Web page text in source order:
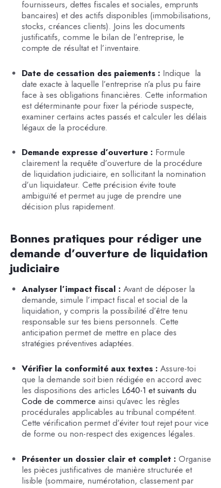
fournisseurs, dettes fiscales et sociales, emprunts
bancaires) et des actifs disponibles (immobilisations,
stocks, créances clients). Joins les documents
justificatifs, comme le bilan de l’entreprise, le
compte de résultat et l’inventaire.
Date de cessation des paiements : Indique la
date exacte à laquelle l’entreprise n’a plus pu faire
face à ses obligations financières. Cette information
est déterminante pour fixer la période suspecte,
examiner certains actes passés et calculer les délais
légaux de la procédure.
Demande expresse d’ouverture : Formule
clairement la requête d’ouverture de la procédure
de liquidation judiciaire, en sollicitant la nomination
d’un liquidateur. Cette précision évite toute
ambiguïté et permet au juge de prendre une
décision plus rapidement.
Bonnes pratiques pour rédiger une
demande d’ouverture de liquidation
judiciaire
Analyser l’impact fiscal : Avant de déposer la
demande, simule l’impact fiscal et social de la
liquidation, y compris la possibilité d’être tenu
responsable sur tes biens personnels. Cette
anticipation permet de mettre en place des
stratégies préventives adaptées.
Vérifier la conformité aux textes : Assure-toi
que la demande soit bien rédigée en accord avec
les dispositions des articles L640-1 et suivants du
Code de commerce ainsi qu’avec les règles
procédurales applicables au tribunal compétent.
Cette vérification permet d’éviter tout rejet pour vice
de forme ou non-respect des exigences légales.
Présenter un dossier clair et complet : Organise
les pièces justificatives de manière structurée et
lisible (sommaire, numérotation, classement par